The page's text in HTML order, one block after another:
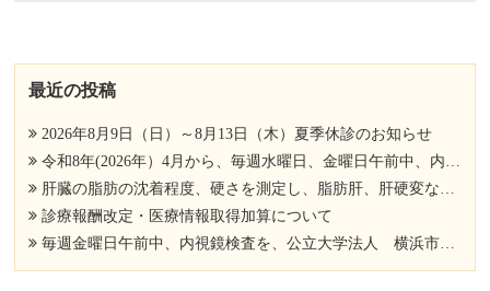
最近の投稿
2026年8月9日（日）～8月13日（木）夏季休診のお知らせ
令和8年(2026年）4月から、毎週水曜日、金曜日午前中、内視鏡検査を、公立大学法人 横浜市立大学附属市民総合医療センター 消化器病センター 消化器内科 相馬 亮先生にお手伝い頂いております。
肝臓の脂肪の沈着程度、硬さを測定し、脂肪肝、肝硬変など肝臓病の進行度を調べましょう。
診療報酬改定・医療情報取得加算について
毎週金曜日午前中、内視鏡検査を、公立大学法人 横浜市立大学附属市民総合医療センター 消化器病センター 消化器内科 遠藤 和樹先生にお手伝い頂いております。